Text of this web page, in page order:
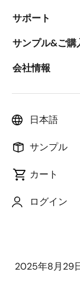
サポート
サンプル&ご購
会社情報
日本語
サンプル
カート
ログイン
－お客様の成功
駐車の悩みを解
iMotionの自動
2025年8月29